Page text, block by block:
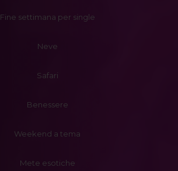
Fine settimana per single
Neve
Safari
Benessere
Weekend a tema
Mete esotiche